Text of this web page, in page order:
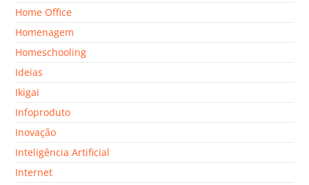
Home Office
Homenagem
Homeschooling
Ideias
Ikigai
Infoproduto
Inovação
Inteligência Artificial
Internet